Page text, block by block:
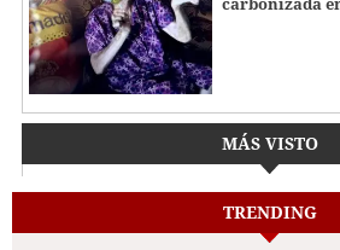
MÁS VISTO
TRENDING